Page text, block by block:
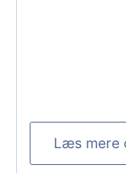
Læs mere